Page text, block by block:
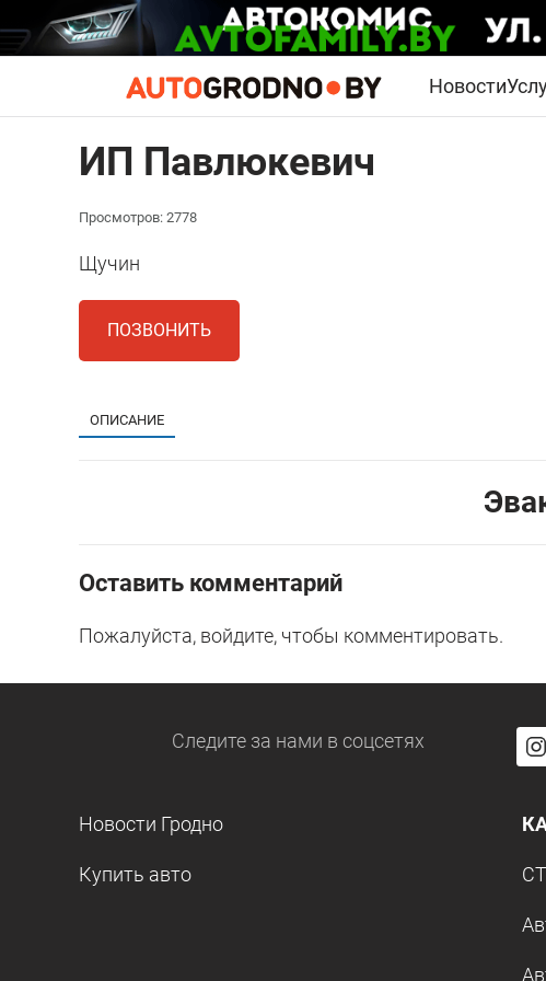
Новости
ИП Павлюкевич
Просмотров: 2778
Щучин
ПОЗВОНИТЬ
ОПИСАНИЕ
Оставить комментарий
Пожалуйста, войдите, чтобы комментировать.
Следите за нами в соцсетях
Новости Гродно
Купить авто